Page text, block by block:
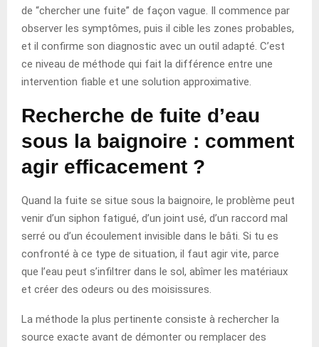
de “chercher une fuite” de façon vague. Il commence par
observer les symptômes, puis il cible les zones probables,
et il confirme son diagnostic avec un outil adapté. C’est
ce niveau de méthode qui fait la différence entre une
intervention fiable et une solution approximative.
Recherche de fuite d’eau
sous la baignoire : comment
agir efficacement ?
Quand la fuite se situe sous la baignoire, le problème peut
venir d’un siphon fatigué, d’un joint usé, d’un raccord mal
serré ou d’un écoulement invisible dans le bâti. Si tu es
confronté à ce type de situation, il faut agir vite, parce
que l’eau peut s’infiltrer dans le sol, abîmer les matériaux
et créer des odeurs ou des moisissures.
La méthode la plus pertinente consiste à rechercher la
source exacte avant de démonter ou remplacer des